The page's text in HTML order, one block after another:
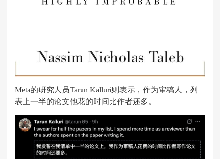
Meta的研究人员Tarun Kalluri则表示，作为审稿人，列
表上一半的论文他花的时间比作者还多。